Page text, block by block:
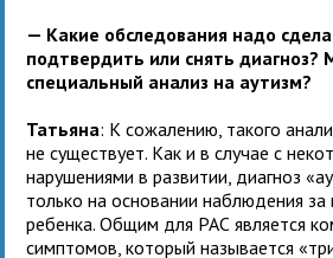
— Какие обследования надо
подтвердить или снять диагноз?
специальный анализ на аутизм?
Татьяна: К сожалению, такого
не существует. Как и в случае с
нарушениями в развитии, диагноз
только на основании наблюдения
ребенка. Общим для РАС является
симптомов, который называется